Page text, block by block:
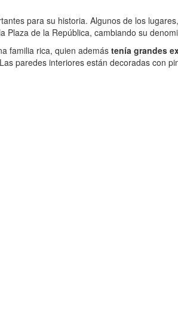
para su historia. Algunos de los
de la República, cambiando su
familia rica, quien además tenía grandes
paredes interiores están decoradas con